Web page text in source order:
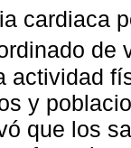
cardiaca
de
actividad
y
que los